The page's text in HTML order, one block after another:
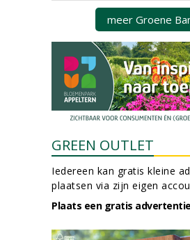
meer Groene
GREEN OUTLET
Iedereen kan gratis kleine
plaatsen via zijn eigen
Plaats een gratis advertentie